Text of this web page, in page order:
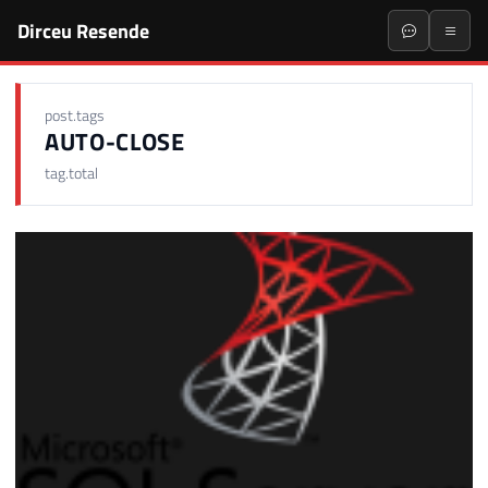
Dirceu Resende
post.tags
AUTO-CLOSE
tag.total